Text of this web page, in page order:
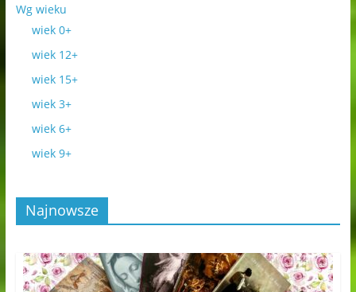
Wg wieku
wiek 0+
wiek 12+
wiek 15+
wiek 3+
wiek 6+
wiek 9+
Najnowsze